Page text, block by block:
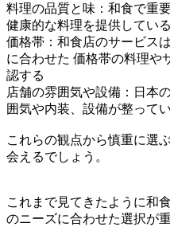
料理の品質と味：和食で重
健康的な料理を提供してい
価格帯：和食店のサービス
に合わせた 価格帯の料理や
認する
店舗の雰囲気や設備：日本
囲気や内装、設備が整って
これらの観点から慎重に選
会えるでしょう。
これまで見てきたように和
のニーズに合わせた選択が重